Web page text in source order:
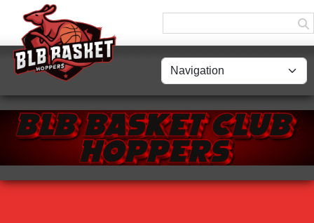
Panneau de gestion des cookies